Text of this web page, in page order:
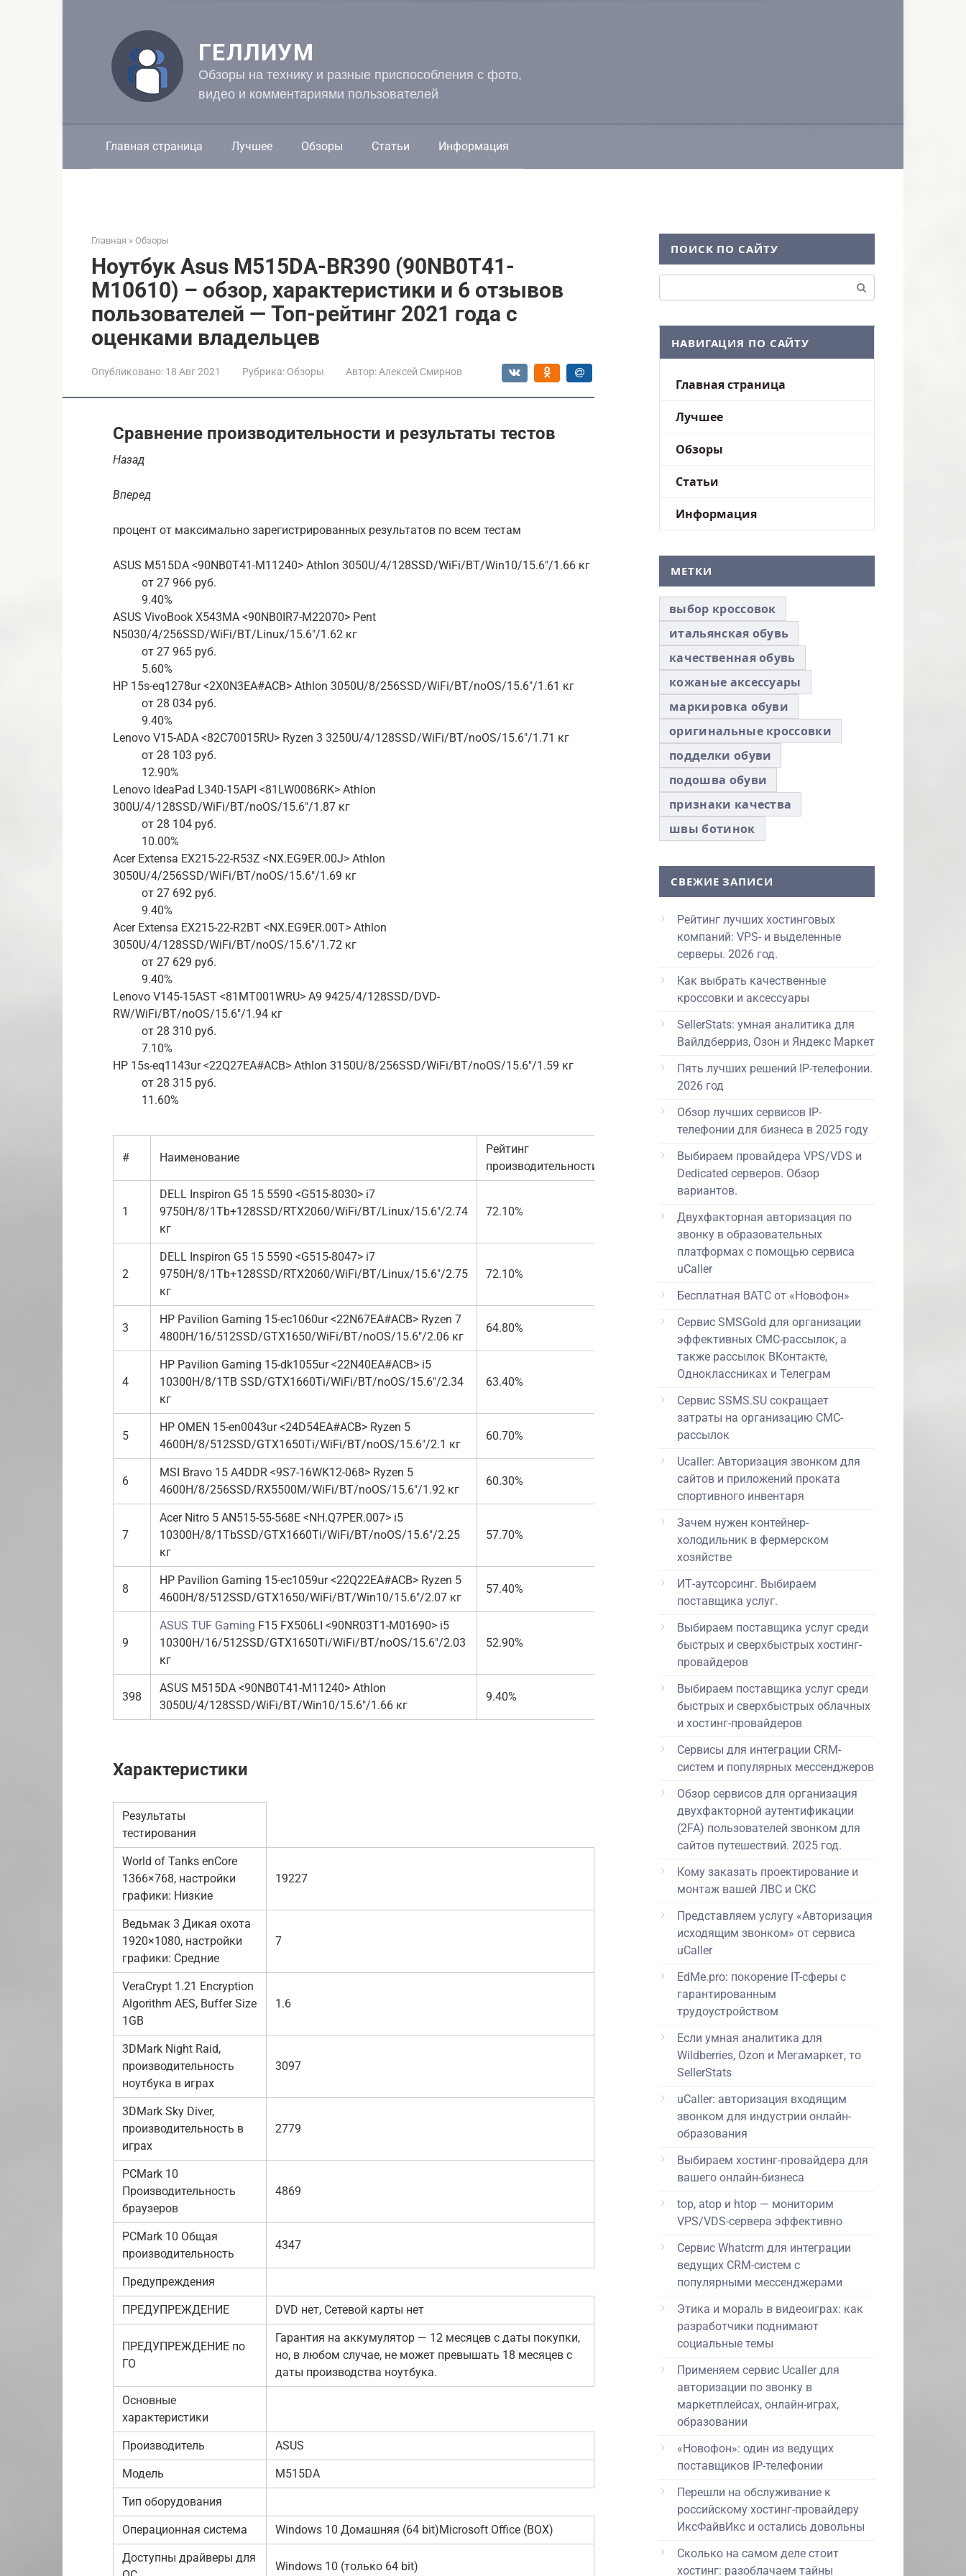
ГЕЛЛИУМ
Обзоры на технику и разные приспособления с фото,
видео и комментариями пользователей
Главная страница Лучшее Обзоры Статьи Информация
Главная » Обзоры
Ноутбук Asus M515DA-BR390 (90NB0T41-
M10610) – обзор, характеристики и 6 отзывов
пользователей — Топ-рейтинг 2021 года с
оценками владельцев
Опубликовано: 18 Авг 2021 Рубрика: Обзоры Автор: Алексей Смирнов
Сравнение производительности и результаты тестов
Назад
Вперед
процент от максимально зарегистрированных результатов по всем тестам
ASUS M515DA <90NB0T41-M11240> Athlon 3050U/4/128SSD/WiFi/BT/Win10/15.6″/1.66 кг
от 27 966 руб.
9.40%
ASUS VivoBook X543MA <90NB0IR7-M22070> Pent
N5030/4/256SSD/WiFi/BT/Linux/15.6″/1.62 кг
от 27 965 руб.
5.60%
HP 15s-eq1278ur <2X0N3EA#ACB> Athlon 3050U/8/256SSD/WiFi/BT/noOS/15.6″/1.61 кг
от 28 034 руб.
9.40%
Lenovo V15-ADA <82C70015RU> Ryzen 3 3250U/4/128SSD/WiFi/BT/noOS/15.6″/1.71 кг
от 28 103 руб.
12.90%
Lenovo IdeaPad L340-15API <81LW0086RK> Athlon
300U/4/128SSD/WiFi/BT/noOS/15.6″/1.87 кг
от 28 104 руб.
10.00%
Acer Extensa EX215-22-R53Z <NX.EG9ER.00J> Athlon
3050U/4/256SSD/WiFi/BT/noOS/15.6″/1.69 кг
от 27 692 руб.
9.40%
Acer Extensa EX215-22-R2BT <NX.EG9ER.00T> Athlon
3050U/4/128SSD/WiFi/BT/noOS/15.6″/1.72 кг
от 27 629 руб.
9.40%
Lenovo V145-15AST <81MT001WRU> A9 9425/4/128SSD/DVD-
RW/WiFi/BT/noOS/15.6″/1.94 кг
от 28 310 руб.
7.10%
HP 15s-eq1143ur <22Q27EA#ACB> Athlon 3150U/8/256SSD/WiFi/BT/noOS/15.6″/1.59 кг
от 28 315 руб.
11.60%
# Наименование
Рейтинг
производительности
Цена (руб.)
1
DELL Inspiron G5 15 5590 <G515-8030> i7
9750H/8/1Tb+128SSD/RTX2060/WiFi/BT/Linux/15.6″/2.74
кг
72.10% от 99 871 руб.
2
DELL Inspiron G5 15 5590 <G515-8047> i7
9750H/8/1Tb+128SSD/RTX2060/WiFi/BT/Linux/15.6″/2.75
кг
72.10% от 102 632 руб.
3
HP Pavilion Gaming 15-ec1060ur <22N67EA#ACB> Ryzen 7
4800H/16/512SSD/GTX1650/WiFi/BT/noOS/15.6″/2.06 кг
64.80% от 71 608 руб.
4
HP Pavilion Gaming 15-dk1055ur <22N40EA#ACB> i5
10300H/8/1TB SSD/GTX1660Ti/WiFi/BT/noOS/15.6″/2.34
кг
63.40% от 78 388 руб.
5
HP OMEN 15-en0043ur <24D54EA#ACB> Ryzen 5
4600H/8/512SSD/GTX1650Ti/WiFi/BT/noOS/15.6″/2.1 кг
60.70% от 63 470 руб.
6
MSI Bravo 15 A4DDR <9S7-16WK12-068> Ryzen 5
4600H/8/256SSD/RX5500M/WiFi/BT/noOS/15.6″/1.92 кг
60.30% от 66 601 руб.
7
Acer Nitro 5 AN515-55-568E <NH.Q7PER.007> i5
10300H/8/1TbSSD/GTX1660Ti/WiFi/BT/noOS/15.6″/2.25
кг
57.70% от 91 798 руб.
8
HP Pavilion Gaming 15-ec1059ur <22Q22EA#ACB> Ryzen 5
4600H/8/512SSD/GTX1650/WiFi/BT/Win10/15.6″/2.07 кг
57.40% от 67 612 руб.
9
ASUS TUF Gaming F15 FX506LI <90NR03T1-M01690> i5
10300H/16/512SSD/GTX1650Ti/WiFi/BT/noOS/15.6″/2.03
кг
52.90% от 63 876 руб.
398
ASUS M515DA <90NB0T41-M11240> Athlon
3050U/4/128SSD/WiFi/BT/Win10/15.6″/1.66 кг
9.40% от 27 966 руб.
Характеристики
Результаты
тестирования
World of Tanks enCore
1366×768, настройки
графики: Низкие
19227
Ведьмак 3 Дикая охота
1920×1080, настройки
графики: Средние
7
VeraCrypt 1.21 Encryption
Algorithm AES, Buffer Size
1GB
1.6
3DMark Night Raid,
производительность
ноутбука в играх
3097
3DMark Sky Diver,
производительность в
играх
2779
PCMark 10
Производительность
браузеров
4869
PCMark 10 Общая
производительность
4347
Предупреждения
ПРЕДУПРЕЖДЕНИЕ DVD нет, Сетевой карты нет
ПРЕДУПРЕЖДЕНИЕ по
ГО
Гарантия на аккумулятор — 12 месяцев с даты покупки,
но, в любом случае, не может превышать 18 месяцев с
даты производства ноутбука.
Основные
характеристики
Производитель ASUS
Модель M515DA
Тип оборудования
Операционная система Windows 10 Домашняя (64 bit)Microsoft Office (BOX)
Доступны драйверы для
Windows 10 (только 64 bit)
ПОИСК ПО САЙТУ
НАВИГАЦИЯ ПО САЙТУ
Главная страница
Лучшее
Обзоры
Статьи
Информация
МЕТКИ
выбор кроссовок
итальянская обувь
качественная обувь
кожаные аксессуары
маркировка обуви
оригинальные кроссовки
подделки обуви
подошва обуви
признаки качества
швы ботинок
СВЕЖИЕ ЗАПИСИ
Рейтинг лучших хостинговых
компаний: VPS- и выделенные
серверы. 2026 год.
Как выбрать качественные
кроссовки и аксессуары
SellerStats: умная аналитика для
Вайлдберриз, Озон и Яндекс Маркет
Пять лучших решений IP-телефонии.
2026 год
Обзор лучших сервисов IP-
телефонии для бизнеса в 2025 году
Выбираем провайдера VPS/VDS и
Dedicated серверов. Обзор
вариантов.
Двухфакторная авторизация по
звонку в образовательных
платформах с помощью сервиса
uCaller
Бесплатная ВАТС от «Новофон»
Сервис SMSGold для организации
эффективных СМС-рассылок, а
также рассылок ВКонтакте,
Одноклассниках и Телеграм
Сервис SSMS.SU сокращает
затраты на организацию СМС-
рассылок
Ucaller: Авторизация звонком для
сайтов и приложений проката
спортивного инвентаря
Зачем нужен контейнер-
холодильник в фермерском
хозяйстве
ИТ-аутсорсинг. Выбираем
поставщика услуг.
Выбираем поставщика услуг среди
быстрых и сверхбыстрых хостинг-
провайдеров
Выбираем поставщика услуг среди
быстрых и сверхбыстрых облачных
и хостинг-провайдеров
Сервисы для интеграции CRM-
систем и популярных мессенджеров
Обзор сервисов для организация
двухфакторной аутентификации
(2FA) пользователей звонком для
сайтов путешествий. 2025 год.
Кому заказать проектирование и
монтаж вашей ЛВС и СКС
Представляем услугу «Авторизация
исходящим звонком» от сервиса
uCaller
EdMe.pro: покорение IT-сферы с
гарантированным
трудоустройством
Если умная аналитика для
Wildberries, Ozon и Мегамаркет, то
SellerStats
uCaller: авторизация входящим
звонком для индустрии онлайн-
образования
Выбираем хостинг-провайдера для
вашего онлайн-бизнеса
top, atop и htop — мониторим
VPS/VDS-сервера эффективно
Сервис Whatcrm для интеграции
ведущих CRM-систем с
популярными мессенджерами
Этика и мораль в видеоиграх: как
разработчики поднимают
социальные темы
Применяем сервис Ucaller для
авторизации по звонку в
маркетплейсах, онлайн-играх,
образовании
«Новофон»: один из ведущих
поставщиков IP-телефонии
Перешли на обслуживание к
российскому хостинг-провайдеру
ИксФайвИкс и остались довольны
Сколько на самом деле стоит
хостинг: разоблачаем тайны